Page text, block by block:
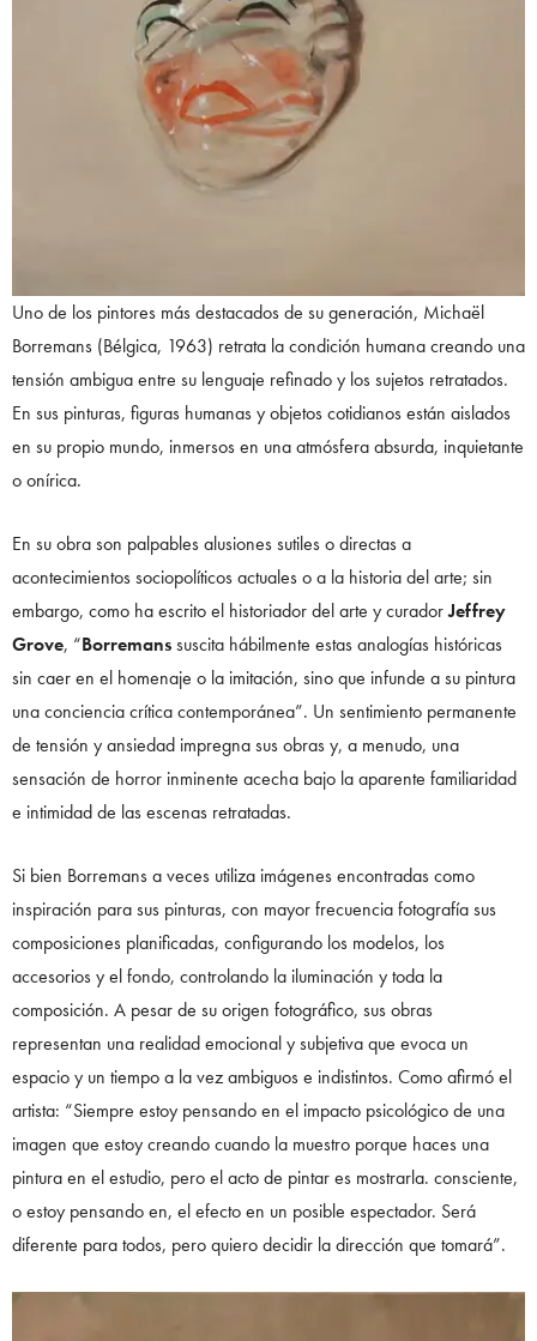
Uno de los pintores más destacados de su generación, Michaël
Borremans (Bélgica, 1963) retrata la condición humana creando una
tensión ambigua entre su lenguaje refinado y los sujetos retratados.
En sus pinturas, figuras humanas y objetos cotidianos están aislados
en su propio mundo, inmersos en una atmósfera absurda, inquietante
o onírica.
En su obra son palpables alusiones sutiles o directas a
acontecimientos sociopolíticos actuales o a la historia del arte; sin
embargo, como ha escrito el historiador del arte y curadorJeffrey
Grove, “Borremanssuscita hábilmente estas analogías históricas
sin caer en el homenaje o la imitación, sino que infunde a su pintura
una conciencia crítica contemporánea”. Un sentimiento permanente
de tensión y ansiedad impregna sus obras y, a menudo, una
sensación de horror inminente acecha bajo la aparente familiaridad
e intimidad de las escenas retratadas.
Si bien Borremans a veces utiliza imágenes encontradas como
inspiración para sus pinturas, con mayor frecuencia fotografía sus
composiciones planificadas, configurando los modelos, los
accesorios y el fondo, controlando la iluminación y toda la
composición. A pesar de su origen fotográfico, sus obras
representan una realidad emocional y subjetiva que evoca un
espacio y un tiempo a la vez ambiguos e indistintos. Como afirmó el
artista: “Siempre estoy pensando en el impacto psicológico de una
imagen que estoy creando cuando la muestro porque haces una
pintura en el estudio, pero el acto de pintar es mostrarla. consciente,
o estoy pensando en, el efecto en un posible espectador. Será
diferente para todos, pero quiero decidir la dirección que tomará”.